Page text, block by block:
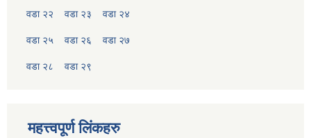
वडा २२ वडा २३ वडा २४
वडा २५ वडा २६ वडा २७
वडा २८ वडा २९
महत्त्वपूर्ण लिंकहरु